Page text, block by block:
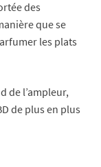
des
que se
les plats
de l’ampleur,
de plus en plus